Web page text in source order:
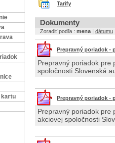
kartu
Tarify
Dokumenty
Zoradiť podľa : mena | dátumu
Prepravný poriadok -
Prepravný poriadok pre
spoločnosti Slovenská
Prepravný poriadok -
Prepravný poriadok pre
akciovej spoločnosti